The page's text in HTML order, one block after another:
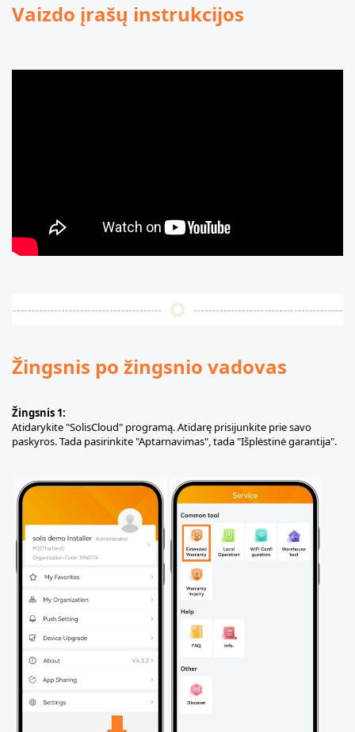
Vaizdo įrašų instrukcijos
Žingsnis po žingsnio vadovas
Žingsnis 1:
Atidarykite "SolisCloud" programą. Atidarę prisijunkite prie savo
paskyros. Tada pasirinkite "Aptarnavimas", tada "Išplėstinė garantija".